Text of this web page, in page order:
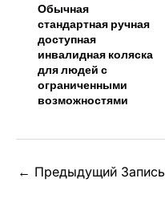
Обычная
стандартная ручная
доступная
инвалидная коляска
для людей с
ограниченными
возможностями
← Предыдущий Запись